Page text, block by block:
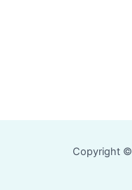
Copyright